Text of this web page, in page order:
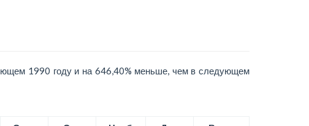
1990 году и на 646,40% меньше, чем в следующем